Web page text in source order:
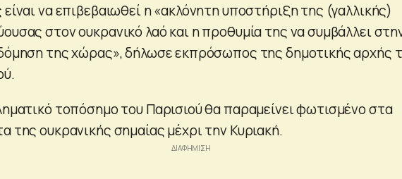
να επιβεβαιωθεί η «ακλόνητη υποστήριξη της (γαλλικής)
στον ουκρανικό λαό και η προθυμία της να συμβάλλει
της χώρας», δήλωσε εκπρόσωπος της δημοτικής αρχής
τοπόσημο του Παρισιού θα παραμείνει φωτισμένο στα
της ουκρανικής σημαίας μέχρι την Κυριακή.